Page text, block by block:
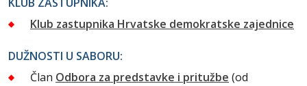
Klub zastupnika Hrvatske demokratske zajednice
DUŽNOSTI U SABORU:
Član Odbora za predstavke i pritužbe (od